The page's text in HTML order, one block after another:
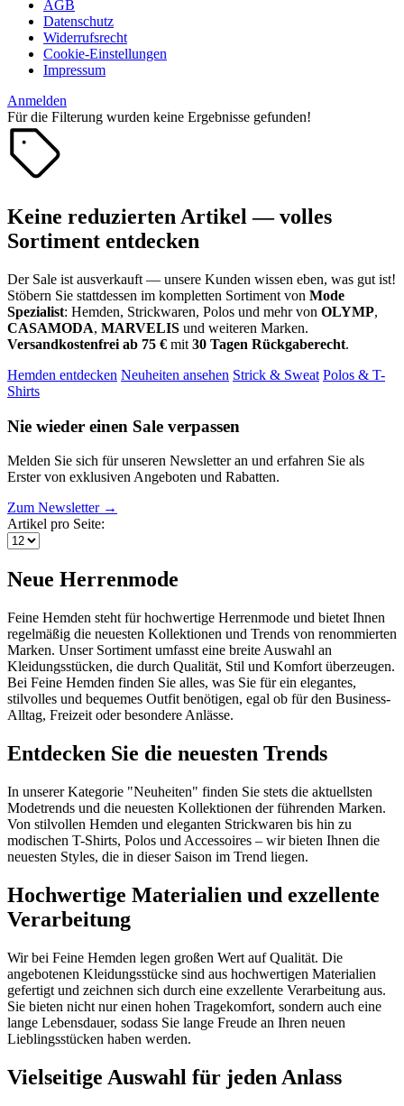
AGB
Datenschutz
Widerrufsrecht
Cookie-Einstellungen
Impressum
Anmelden
Für die Filterung wurden keine Ergebnisse gefunden!
Keine reduzierten Artikel — volles
Sortiment entdecken
Der Sale ist ausverkauft — unsere Kunden wissen eben, was gut ist!
Stöbern Sie stattdessen im kompletten Sortiment von Mode
Spezialist: Hemden, Strickwaren, Polos und mehr von OLYMP,
CASAMODA, MARVELIS und weiteren Marken.
Versandkostenfrei ab 75 € mit 30 Tagen Rückgaberecht.
Hemden entdecken Neuheiten ansehen Strick & Sweat Polos & T-
Shirts
Nie wieder einen Sale verpassen
Melden Sie sich für unseren Newsletter an und erfahren Sie als
Erster von exklusiven Angeboten und Rabatten.
Zum Newsletter →
Artikel pro Seite:
Neue Herrenmode
Feine Hemden steht für hochwertige Herrenmode und bietet Ihnen
regelmäßig die neuesten Kollektionen und Trends von renommierten
Marken. Unser Sortiment umfasst eine breite Auswahl an
Kleidungsstücken, die durch Qualität, Stil und Komfort überzeugen.
Bei Feine Hemden finden Sie alles, was Sie für ein elegantes,
stilvolles und bequemes Outfit benötigen, egal ob für den Business-
Alltag, Freizeit oder besondere Anlässe.
Entdecken Sie die neuesten Trends
In unserer Kategorie "Neuheiten" finden Sie stets die aktuellsten
Modetrends und die neuesten Kollektionen der führenden Marken.
Von stilvollen Hemden und eleganten Strickwaren bis hin zu
modischen T-Shirts, Polos und Accessoires – wir bieten Ihnen die
neuesten Styles, die in dieser Saison im Trend liegen.
Hochwertige Materialien und exzellente
Verarbeitung
Wir bei Feine Hemden legen großen Wert auf Qualität. Die
angebotenen Kleidungsstücke sind aus hochwertigen Materialien
gefertigt und zeichnen sich durch eine exzellente Verarbeitung aus.
Sie bieten nicht nur einen hohen Tragekomfort, sondern auch eine
lange Lebensdauer, sodass Sie lange Freude an Ihren neuen
Lieblingsstücken haben werden.
Vielseitige Auswahl für jeden Anlass